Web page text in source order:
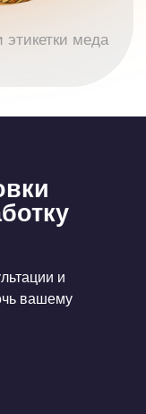
и
вашему